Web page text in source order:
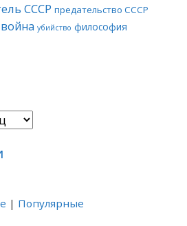
СССР предательство СССР
убийство философия
| Популярные